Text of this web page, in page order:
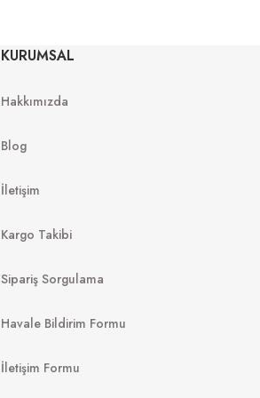
OO 9242 924201 52
LACOSTE
KURUMSAL
Hakkımızda
Blog
İletişim
Kargo Takibi
Sipariş Sorgulama
Havale Bildirim Formu
İletişim Formu